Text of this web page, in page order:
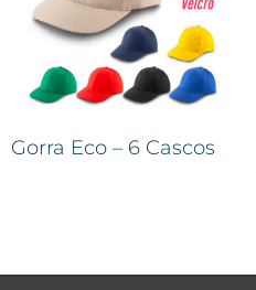
Gorra Eco – 6 Cascos